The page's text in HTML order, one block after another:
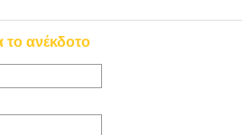
το ανέκδοτο